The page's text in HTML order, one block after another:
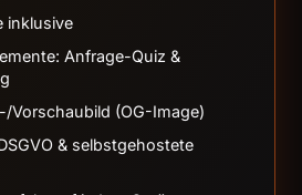
inklusive
Anfrage-Quiz &
Vorschaubild (OG-Image)
& selbstgehostete